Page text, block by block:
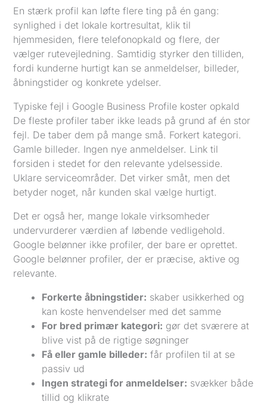
En stærk profil kan løfte flere ting på én gang:
synlighed i det lokale kortresultat, klik til
hjemmesiden, flere telefonopkald og flere, der
vælger rutevejledning. Samtidig styrker den tilliden,
fordi kunderne hurtigt kan se anmeldelser, billeder,
åbningstider og konkrete ydelser.
Typiske fejl i Google Business Profile koster opkald
De fleste profiler taber ikke leads på grund af én stor
fejl. De taber dem på mange små. Forkert kategori.
Gamle billeder. Ingen nye anmeldelser. Link til
forsiden i stedet for den relevante ydelsesside.
Uklare serviceområder. Det virker småt, men det
betyder noget, når kunden skal vælge hurtigt.
Det er også her, mange lokale virksomheder
undervurderer værdien af løbende vedligehold.
Google belønner ikke profiler, der bare er oprettet.
Google belønner profiler, der er præcise, aktive og
relevante.
Forkerte åbningstider: skaber usikkerhed og
kan koste henvendelser med det samme
For bred primær kategori: gør det sværere at
blive vist på de rigtige søgninger
Få eller gamle billeder: får profilen til at se
passiv ud
Ingen strategi for anmeldelser: svækker både
tillid og klikrate